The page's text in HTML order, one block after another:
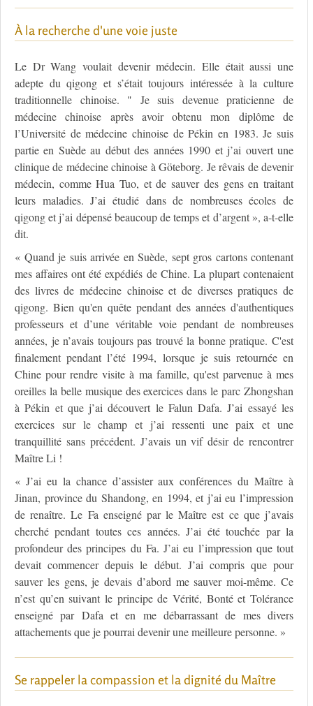
À la recherche d'une voie juste
Le Dr Wang voulait devenir médecin. Elle était aussi une
adepte du qigong et s’était toujours intéressée à la culture
traditionnelle chinoise. " Je suis devenue praticienne de
médecine chinoise après avoir obtenu mon diplôme de
l’Université de médecine chinoise de Pékin en 1983. Je suis
partie en Suède au début des années 1990 et j’ai ouvert une
clinique de médecine chinoise à Göteborg. Je rêvais de devenir
médecin, comme Hua Tuo, et de sauver des gens en traitant
leurs maladies. J’ai étudié dans de nombreuses écoles de
qigong et j’ai dépensé beaucoup de temps et d’argent », a-t-elle
dit.
« Quand je suis arrivée en Suède, sept gros cartons contenant
mes affaires ont été expédiés de Chine. La plupart contenaient
des livres de médecine chinoise et de diverses pratiques de
qigong. Bien qu'en quête pendant des années d'authentiques
professeurs et d’une véritable voie pendant de nombreuses
années, je n’avais toujours pas trouvé la bonne pratique. C'est
finalement pendant l’été 1994, lorsque je suis retournée en
Chine pour rendre visite à ma famille, qu'est parvenue à mes
oreilles la belle musique des exercices dans le parc Zhongshan
à Pékin et que j’ai découvert le Falun Dafa. J’ai essayé les
exercices sur le champ et j’ai ressenti une paix et une
tranquillité sans précédent. J’avais un vif désir de rencontrer
Maître Li !
« J’ai eu la chance d’assister aux conférences du Maître à
Jinan, province du Shandong, en 1994, et j’ai eu l’impression
de renaître. Le Fa enseigné par le Maître est ce que j’avais
cherché pendant toutes ces années. J’ai été touchée par la
profondeur des principes du Fa. J’ai eu l’impression que tout
devait commencer depuis le début. J’ai compris que pour
sauver les gens, je devais d’abord me sauver moi-même. Ce
n’est qu’en suivant le principe de Vérité, Bonté et Tolérance
enseigné par Dafa et en me débarrassant de mes divers
attachements que je pourrai devenir une meilleure personne. »
Se rappeler la compassion et la dignité du Maître